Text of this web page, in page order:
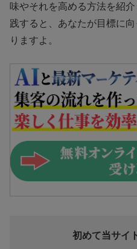
味やそれを高める方法を紹
践すると、あなたが目標に
りますよ。
初めて当サイ